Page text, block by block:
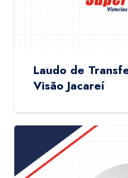
Laudo de
Visão Jacareí